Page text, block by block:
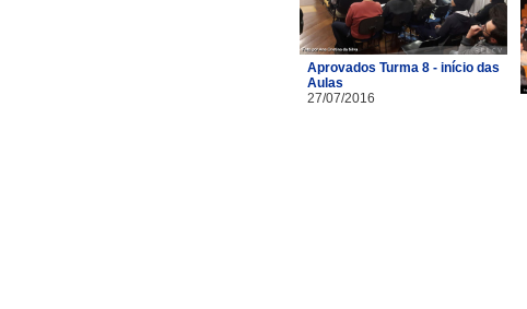
Aprovados Turma 8 - início das
Aulas
27/07/2016